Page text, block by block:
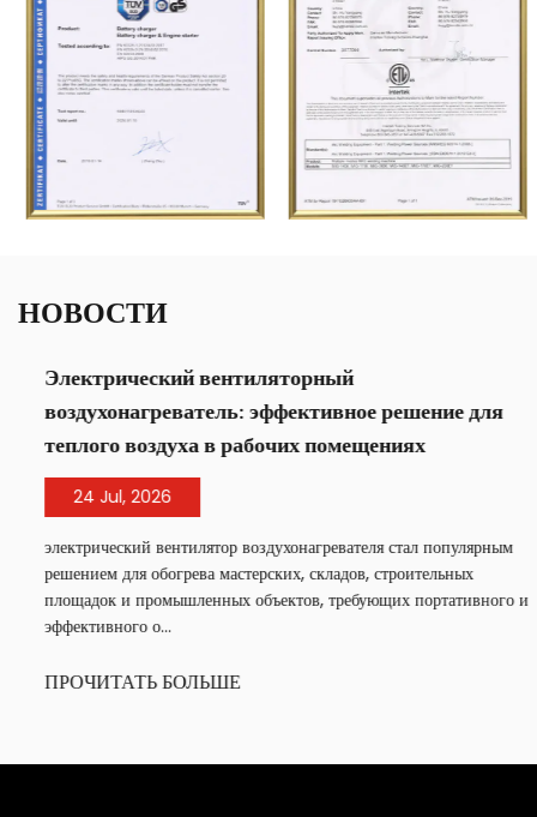
НОВОСТИ
Электрический вентиляторный
воздухонагреватель: эффективное решение для
теплого воздуха в рабочих помещениях
24 Jul, 2026
электрический вентилятор воздухонагревателя стал популярным
решением для обогрева мастерских, складов, строительных
площадок и промышленных объектов, требующих портативного и
эффективного о...
ПРОЧИТАТЬ БОЛЬШЕ